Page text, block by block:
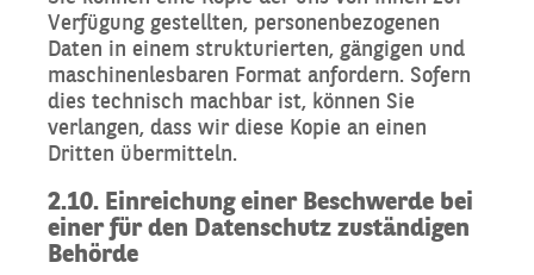
Verfügung gestellten, personenbezogenen
Daten in einem strukturierten, gängigen und
maschinenlesbaren Format anfordern. Sofern
dies technisch machbar ist, können Sie
verlangen, dass wir diese Kopie an einen
Dritten übermitteln.
2.10. Einreichung einer Beschwerde bei
einer für den Datenschutz zuständigen
Behörde